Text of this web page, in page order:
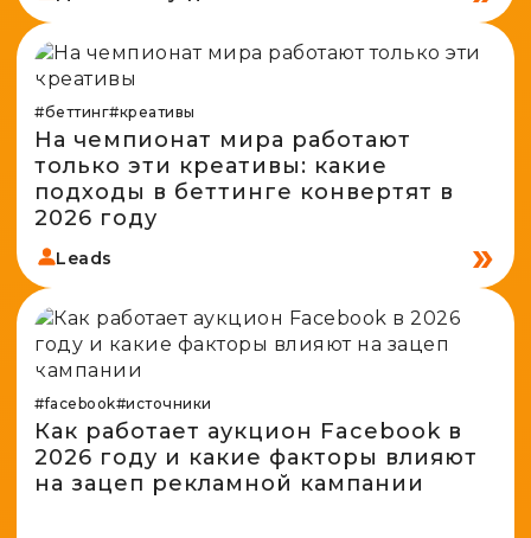
#беттинг#креативы
На чемпионат мира работают
только эти креативы: какие
подходы в беттинге конвертят в
2026 году
Leads
#facebook#источники
Как работает аукцион Facebook в
2026 году и какие факторы влияют
на зацеп рекламной кампании